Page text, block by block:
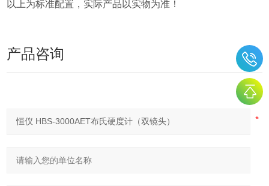
以上为标准配置，实际产品以实物为准！
产品咨询